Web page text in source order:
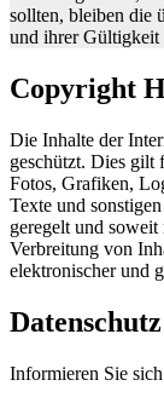
sollten, bleiben die
und ihrer Gültigkeit
Copyright
Die Inhalte der
geschützt. Dies gilt
Fotos, Grafiken,
Texte und
geregelt und
Verbreitung von
elektronischer und
Datenschutz
Informieren Sie sich